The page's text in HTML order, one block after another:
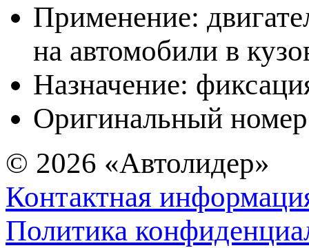
Применение:
на автомобили в
Назначение:
Оригинальный
© 2026 «Автолидер»
Контактная
Политика